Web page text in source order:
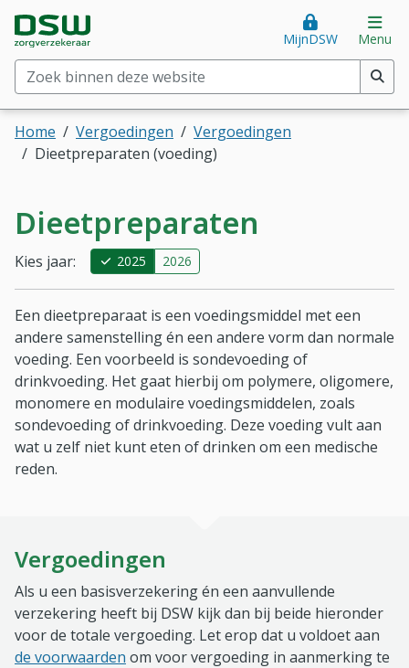
Direct naar hoofdinhoud
Direct naar hoofdmenuDSW Zorgverzekeraar. Goed voor je.
Zoek binnen deze website(min. 2 tekens)
MijnDSW Menu
Home Vergoedingen
Vergoedingen
Dieetpreparaten (voeding)
Dieetpreparaten
Kies jaar: 2025 2026
Een dieetpreparaat is een voedingsmiddel met een
andere samenstelling én een andere vorm dan normale
voeding. Een voorbeeld is sondevoeding of
drinkvoeding. Het gaat hierbij om polymere, oligomere,
monomere en modulaire voedingsmiddelen, zoals
sondevoeding of drinkvoeding. Deze voeding vult aan
wat u zelf niet kunt eten of drinken om een medische
reden.
Vergoedingen
Als u een basisverzekering én een aanvullende
verzekering heeft bij DSW kijk dan bij beide hieronder
voor de totale vergoeding. Let erop dat u voldoet aan
de voorwaarden om voor vergoeding in aanmerking te